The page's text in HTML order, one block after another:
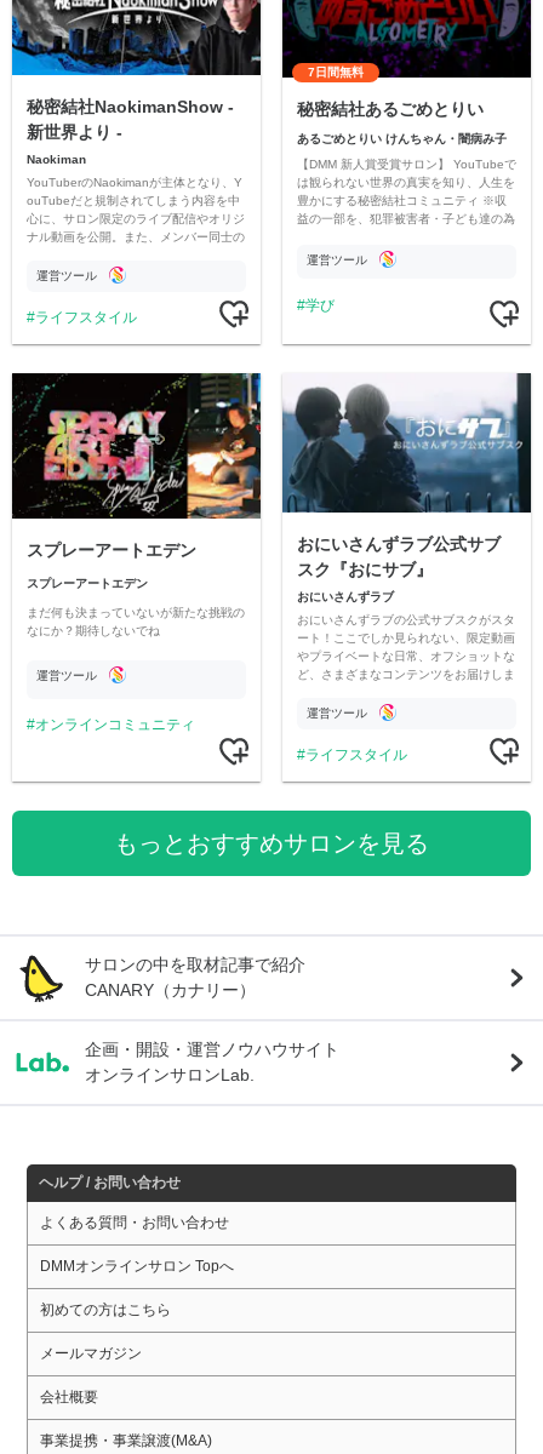
秘密結社NaokimanShow -
新世界より -
Naokiman
YouTuberのNaokimanが主体となり、Y
ouTubeだと規制されてしまう内容を中
心に、サロン限定のライブ配信やオリジ
ナル動画を公開。また、メンバー同士の
ただいています。
運営ツール
ライフスタイル
7日間無料
秘密結社あるごめとりい
あるごめとりい けんちゃん・闇病み子
【DMM 新人賞受賞サロン】 YouTubeで
は観られない世界の真実を知り、人生を
豊かにする秘密結社コミュニティ ※収
益の一部を、犯罪被害者・子ども達の為
す運営ツール
学び
スプレーアートエデン
スプレーアートエデン
まだ何も決まっていないが新たな挑戦の
なにか？期待しないでね
運営ツール
オンラインコミュニティ
おにいさんずラブ公式サブ
スク『おにサブ』
おにいさんずラブ
おにいさんずラブの公式サブスクがスタ
ート！ここでしか見られない、限定動画
やプライベートな日常、オフショットな
ど、さまざまなコンテンツをお届けしま
運営ツール
ライフスタイル
もっとおすすめサロンを見る
サロンの中を取材記事で紹介
CANARY（カナリー）
企画・開設・運営ノウハウサイト
オンラインサロンLab.
ヘルプ / お問い合わせ
よくある質問・お問い合わせ
DMMオンラインサロン Topへ
初めての方はこちら
メールマガジン
会社概要
事業提携・事業譲渡(M&A)